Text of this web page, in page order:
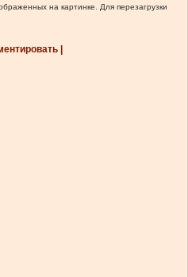
на картинке. Для перезагрузки
|